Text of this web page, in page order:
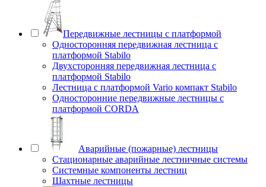
Передвижные лестницы с платформой
Односторонняя передвижная лестница с
платформой Stabilo
Двухсторонняя передвижная лестница с
платформой Stabilo
Лестница с платформой Vario компакт Stabilo
Односторонние передвижные лестницы с
платформой CORDA
Аварийные (пожарные) лестницы
Стационарные аварийные лестничные системы
Системные компоненты лестниц
Шахтные лестницы